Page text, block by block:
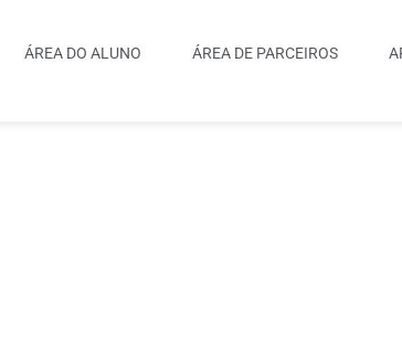
ÁREA DO ALUNO ÁREA DE PARCEIROS